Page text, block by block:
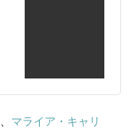
マライア・キャリ